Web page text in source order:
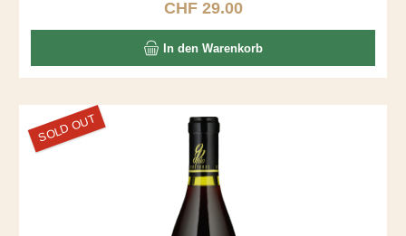
Regulärer Preis:
CHF 29.00
In den Warenkorb
SOLD OUT